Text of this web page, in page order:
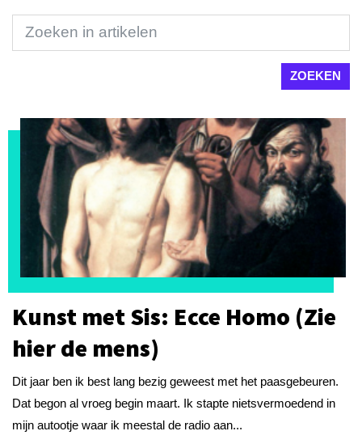
Kunst met Sis: Ecce Homo (Zie
hier de mens)
Dit jaar ben ik best lang bezig geweest met het paasgebeuren.
Dat begon al vroeg begin maart. Ik stapte nietsvermoedend in
mijn autootje waar ik meestal de radio aan...